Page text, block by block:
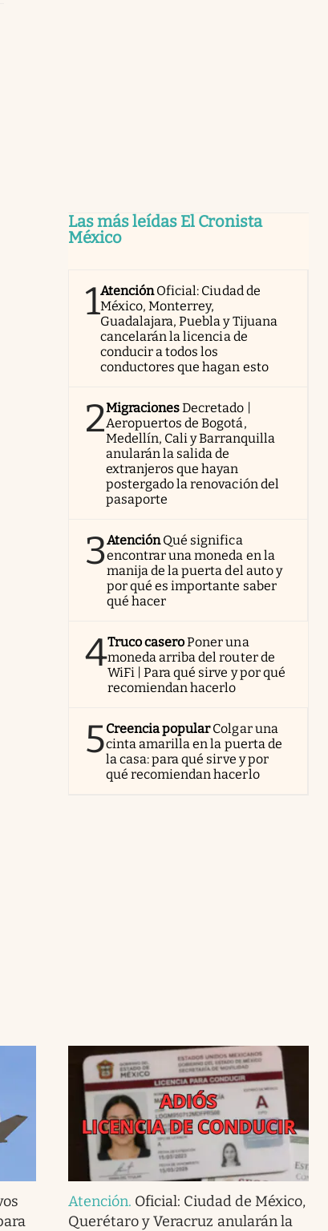
Las más leídas El Cronista
México
1AtenciónOficial: Ciudad de
México, Monterrey,
Guadalajara, Puebla y Tijuana
cancelarán la licencia de
conducir a todos los
conductores que hagan esto
2MigracionesDecretado |
Aeropuertos de Bogotá,
Medellín, Cali y Barranquilla
anularán la salida de
extranjeros que hayan
postergado la renovación del
pasaporte
3AtenciónQué significa
encontrar una moneda en la
manija de la puerta del auto y
por qué es importante saber
qué hacer
4Truco caseroPoner una
moneda arriba del router de
WiFi | Para qué sirve y por qué
recomiendan hacerlo
5Creencia popularColgar una
cinta amarilla en la puerta de
la casa: para qué sirve y por
qué recomiendan hacerlo
Atención. Oficial: Ciudad de México,
Querétaro y Veracruz anularán la